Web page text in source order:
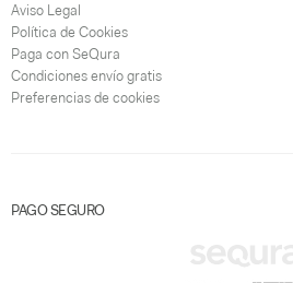
Aviso Legal
Política de Cookies
Paga con SeQura
Condiciones envío gratis
Preferencias de cookies
PAGO SEGURO